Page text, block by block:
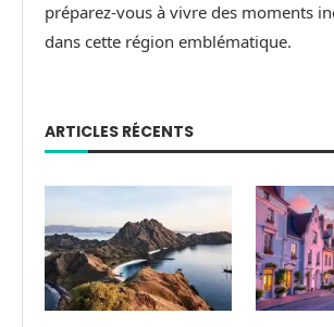
préparez-vous à vivre des moments
dans cette région emblématique.
ARTICLES RÉCENTS